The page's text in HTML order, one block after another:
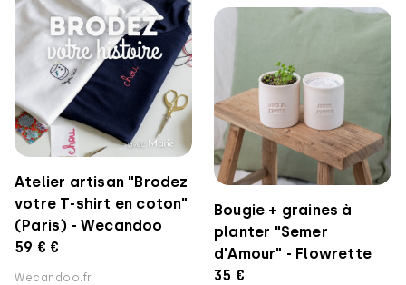
Atelier artisan "Brodez
votre T-shirt en coton"
(Paris) - Wecandoo
59 € €
Wecandoo.fr
Bougie + graines à
planter "Semer
d'Amour" - Flowrette
35 €